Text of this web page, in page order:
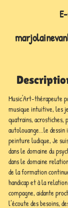
Music'Art-thérapeute
musique intuitive, les
quatrains, acrostiches,
autolouange...le
peinture ludique, Je
dans le domaine du
dans le domaine
de la formation
handicap et à la
compagne, aidante
l’écoute des besoins,